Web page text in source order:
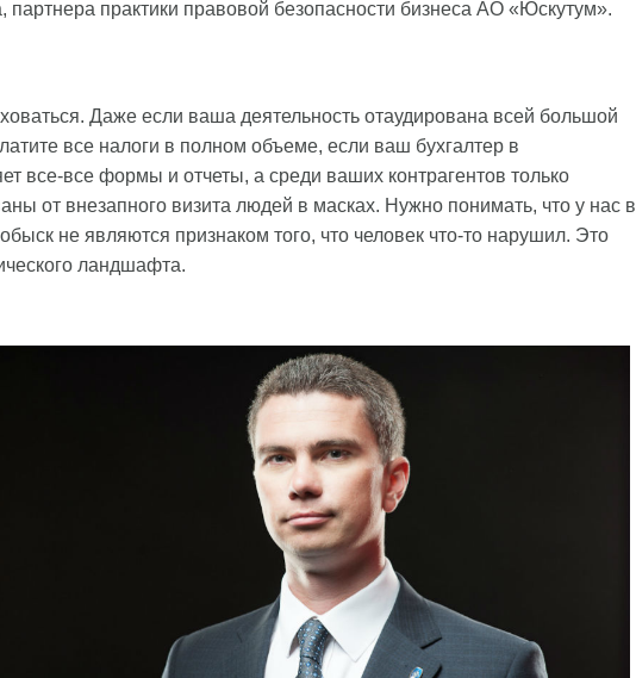
партнера практики правовой безопасности бизнеса АО «Юскутум».
Даже если ваша деятельность отаудирована всей большой
все налоги в полном объеме, если ваш бухгалтер в
все-все формы и отчеты, а среди ваших контрагентов только
от внезапного визита людей в масках. Нужно понимать, что у нас в
не являются признаком того, что человек что-то нарушил. Это
ландшафта.